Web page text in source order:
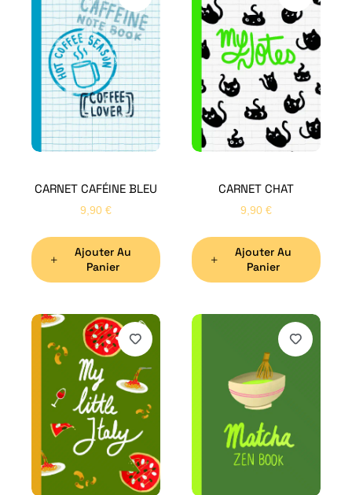
CARNET CAFÉINE BLEU
9,90 €
Ajouter Au
Panier
CARNET CHAT
9,90 €
Ajouter Au
Panier